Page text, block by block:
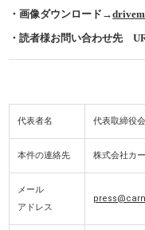
・画像ダウンロード→
・読者様お問い合わせ先
代表者名 代表取締役
本件の連絡先 株式会社カ
メール
アドレス